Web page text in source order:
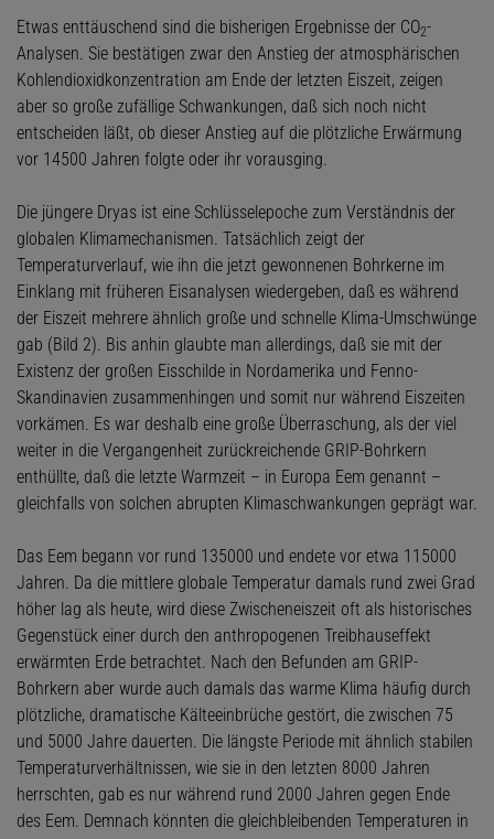
Etwas enttäuschend sind die bisherigen Ergebnisse der CO2-
Analysen. Sie bestätigen zwar den Anstieg der atmosphärischen
Kohlendioxidkonzentration am Ende der letzten Eiszeit, zeigen
aber so große zufällige Schwankungen, daß sich noch nicht
entscheiden läßt, ob dieser Anstieg auf die plötzliche Erwärmung
vor 14500 Jahren folgte oder ihr vorausging.
Die jüngere Dryas ist eine Schlüsselepoche zum Verständnis der
globalen Klimamechanismen. Tatsächlich zeigt der
Temperaturverlauf, wie ihn die jetzt gewonnenen Bohrkerne im
Einklang mit früheren Eisanalysen wiedergeben, daß es während
der Eiszeit mehrere ähnlich große und schnelle Klima-Umschwünge
gab (Bild 2). Bis anhin glaubte man allerdings, daß sie mit der
Existenz der großen Eisschilde in Nordamerika und Fenno-
Skandinavien zusammenhingen und somit nur während Eiszeiten
vorkämen. Es war deshalb eine große Überraschung, als der viel
weiter in die Vergangenheit zurückreichende GRIP-Bohrkern
enthüllte, daß die letzte Warmzeit – in Europa Eem genannt –
gleichfalls von solchen abrupten Klimaschwankungen geprägt war.
Das Eem begann vor rund 135000 und endete vor etwa 115000
Jahren. Da die mittlere globale Temperatur damals rund zwei Grad
höher lag als heute, wird diese Zwischeneiszeit oft als historisches
Gegenstück einer durch den anthropogenen Treibhauseffekt
erwärmten Erde betrachtet. Nach den Befunden am GRIP-
Bohrkern aber wurde auch damals das warme Klima häufig durch
plötzliche, dramatische Kälteeinbrüche gestört, die zwischen 75
und 5000 Jahre dauerten. Die längste Periode mit ähnlich stabilen
Temperaturverhältnissen, wie sie in den letzten 8000 Jahren
herrschten, gab es nur während rund 2000 Jahren gegen Ende
des Eem. Demnach könnten die gleichbleibenden Temperaturen in